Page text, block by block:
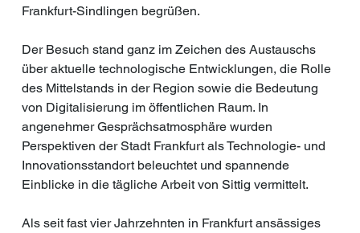
Frankfurt-Sindlingen begrüßen.
Der Besuch stand ganz im Zeichen des Austauschs
über aktuelle technologische Entwicklungen, die Rolle
des Mittelstands in der Region sowie die Bedeutung
von Digitalisierung im öffentlichen Raum. In
angenehmer Gesprächsatmosphäre wurden
Perspektiven der Stadt Frankfurt als Technologie- und
Innovationsstandort beleuchtet und spannende
Einblicke in die tägliche Arbeit von Sittig vermittelt.
Als seit fast vier Jahrzehnten in Frankfurt ansässiges